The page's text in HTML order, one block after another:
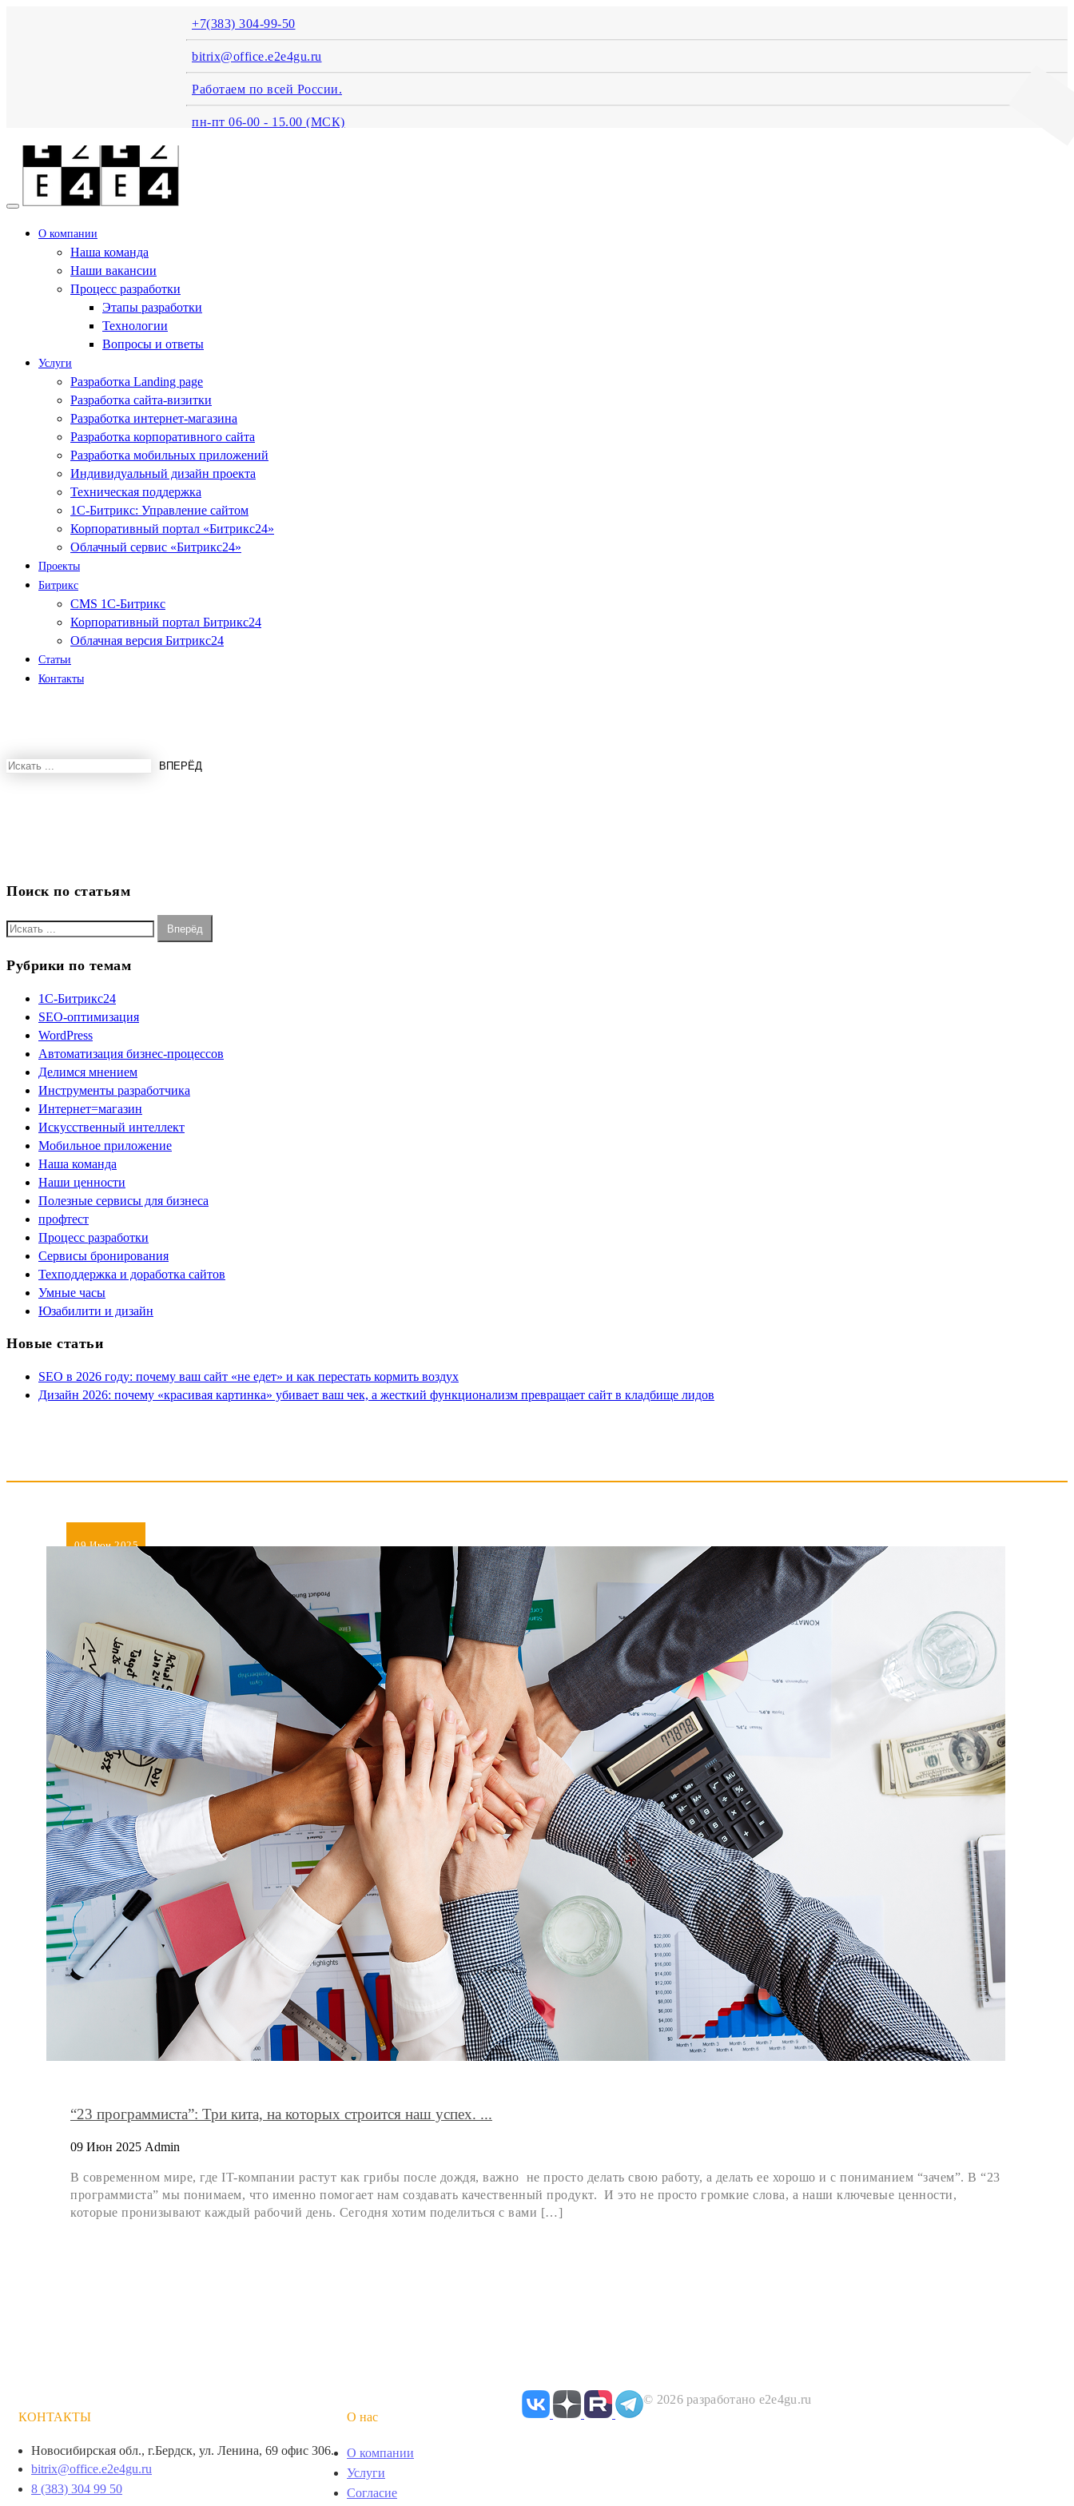
+7(383) 304-99-50
bitrix@office.e2e4gu.ru
Работаем по всей России.
пн-пт 06-00 - 15.00 (MСК)
О компании
Наша команда
Наши вакансии
Процесс разработки
Этапы разработки
Технологии
Вопросы и ответы
Услуги
Разработка Landing page
Разработка сайта-визитки
Разработка интернет-магазина
Разработка корпоративного сайта
Разработка мобильных приложений
Индивидуальный дизайн проекта
Техническая поддержка
1С-Битрикс: Управление сайтом
Корпоративный портал «Битрикс24»
Облачный сервис «Битрикс24»
Проекты
Битрикс
CMS 1С-Битрикс
Корпоративный портал Битрикс24
Облачная версия Битрикс24
Статьи
Контакты
Поиск по статьям
Рубрики по темам
1С-Битрикс24
SEO-оптимизация
WordPress
Автоматизация бизнес-процессов
Делимся мнением
Инструменты разработчика
Интернет=магазин
Искусственный интеллект
Мобильное приложение
Наша команда
Наши ценности
Полезные сервисы для бизнеса
профтест
Процесс разработки
Сервисы бронирования
Техподдержка и доработка сайтов
Умные часы
Юзабилити и дизайн
Новые статьи
SEO в 2026 году: почему ваш сайт «не едет» и как перестать кормить воздух
Дизайн 2026: почему «красивая картинка» убивает ваш чек, а жесткий функционализм превращает сайт в кладбище лидов
09 Июн 2025
“23 программиста”: Три кита, на которых строится наш успех. ...
09 Июн 2025 Admin
В современном мире, где IT-компании растут как грибы после дождя, важно не просто делать свою работу, а делать ее хорошо и с пониманием “зачем”. В “23
программиста” мы понимаем, что именно помогает нам создавать качественный продукт. И это не просто громкие слова, а наши ключевые ценности,
которые пронизывают каждый рабочий день. Сегодня хотим поделиться с вами […]
КОНТАКТЫ
Новосибирская обл., г.Бердск, ул. Ленина, 69 офис 306.
bitrix@office.e2e4gu.ru
8 (383) 304 99 50
О нас
О компании
Услуги
Согласие
© 2026 разработано e2e4gu.ru